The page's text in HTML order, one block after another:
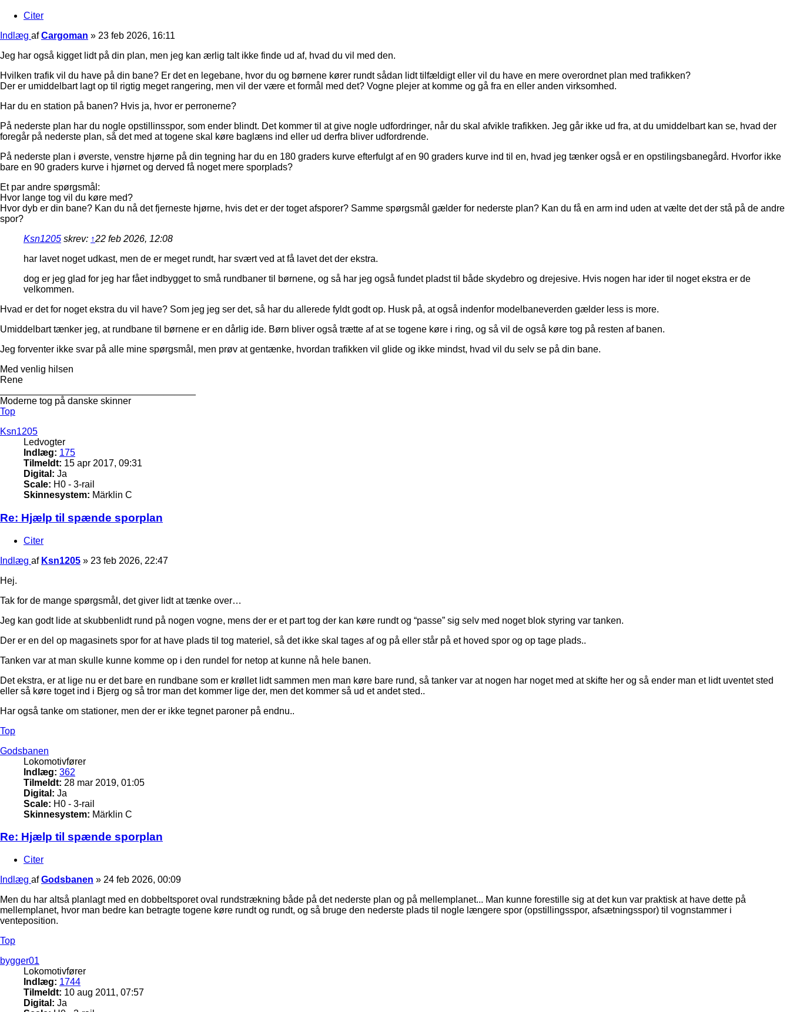
Citer
Indlæg afCargoman » 23 feb 2026, 16:11
Jeg har også kigget lidt på din plan, men jeg kan ærlig talt ikke finde ud af, hvad du vil med den.
Hvilken trafik vil du have på din bane? Er det en legebane, hvor du og børnene kører rundt sådan lidt tilfældigt eller vil du have en mere overordnet plan med trafikken?
Der er umiddelbart lagt op til rigtig meget rangering, men vil der være et formål med det? Vogne plejer at komme og gå fra en eller anden virksomhed.
Har du en station på banen? Hvis ja, hvor er perronerne?
På nederste plan har du nogle opstillinsspor, som ender blindt. Det kommer til at give nogle udfordringer, når du skal afvikle trafikken. Jeg går ikke ud fra, at du umiddelbart kan se, hvad der
foregår på nederste plan, så det med at togene skal køre baglæns ind eller ud derfra bliver udfordrende.
På nederste plan i øverste, venstre hjørne på din tegning har du en 180 graders kurve efterfulgt af en 90 graders kurve ind til en, hvad jeg tænker også er en opstilingsbanegård. Hvorfor ikke
bare en 90 graders kurve i hjørnet og derved få noget mere sporplads?
Et par andre spørgsmål:
Hvor lange tog vil du køre med?
Hvor dyb er din bane? Kan du nå det fjerneste hjørne, hvis det er der toget afsporer? Samme spørgsmål gælder for nederste plan? Kan du få en arm ind uden at vælte det der stå på de andre
spor?
Ksn1205 skrev: ↑22 feb 2026, 12:08
har lavet noget udkast, men de er meget rundt, har svært ved at få lavet det der ekstra.
dog er jeg glad for jeg har fået indbygget to små rundbaner til børnene, og så har jeg også fundet pladst til både skydebro og drejesive. Hvis nogen har ider til noget ekstra er de
velkommen.
Hvad er det for noget ekstra du vil have? Som jeg jeg ser det, så har du allerede fyldt godt op. Husk på, at også indenfor modelbaneverden gælder less is more.
Umiddelbart tænker jeg, at rundbane til børnene er en dårlig ide. Børn bliver også trætte af at se togene køre i ring, og så vil de også køre tog på resten af banen.
Jeg forventer ikke svar på alle mine spørgsmål, men prøv at gentænke, hvordan trafikken vil glide og ikke mindst, hvad vil du selv se på din bane.
Med venlig hilsen
Rene
Moderne tog på danske skinner
Top
Ksn1205
Ledvogter
Indlæg: 175
Tilmeldt: 15 apr 2017, 09:31
Digital: Ja
Scale: H0 - 3-rail
Skinnesystem: Märklin C
Re: Hjælp til spænde sporplan
Citer
Indlæg af Ksn1205 » 23 feb 2026, 22:47
Hej.
Tak for de mange spørgsmål, det giver lidt at tænke over…
Jeg kan godt lide at skubbenlidt rund på nogen vogne, mens der er et part tog der kan køre rundt og “passe” sig selv med noget blok styring var tanken.
Der er en del op magasinets spor for at have plads til tog materiel, så det ikke skal tages af og på eller står på et hoved spor og op tage plads..
Tanken var at man skulle kunne komme op i den rundel for netop at kunne nå hele banen.
Det ekstra, er at lige nu er det bare en rundbane som er krøllet lidt sammen men man køre bare rund, så tanker var at nogen har noget med at skifte her og så ender man et lidt uventet sted
eller så køre toget ind i Bjerg og så tror man det kommer lige der, men det kommer så ud et andet sted..
Har også tanke om stationer, men der er ikke tegnet paroner på endnu..
Top
Godsbanen
Lokomotivfører
Indlæg: 362
Tilmeldt: 28 mar 2019, 01:05
Digital: Ja
Scale: H0 - 3-rail
Skinnesystem: Märklin C
Re: Hjælp til spænde sporplan
Citer
Indlæg afGodsbanen » 24 feb 2026, 00:09
Men du har altså planlagt med en dobbeltsporet oval rundstrækning både på det nederste plan og på mellemplanet... Man kunne forestille sig at det kun var praktisk at have dette på
mellemplanet, hvor man bedre kan betragte togene køre rundt og rundt, og så bruge den nederste plads til nogle længere spor (opstillingsspor, afsætningsspor) til vognstammer i
venteposition.
Top
bygger01
Lokomotivfører
Indlæg: 1744
Tilmeldt: 10 aug 2011, 07:57
Digital: Ja